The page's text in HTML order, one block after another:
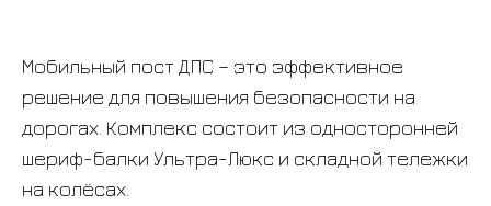
Мобильный пост ДПС – это эффективное
решение для повышения безопасности на
дорогах. Комплекс состоит из односторонней
шериф-балки Ультра-Люкс и складной тележки
на колёсах.